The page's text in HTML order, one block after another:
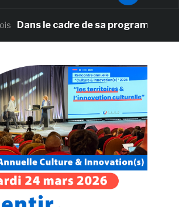
le cadre de sa programmation